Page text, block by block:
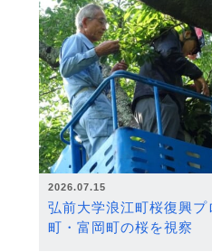
2026.07.15
弘前大学浪江町桜復興
町・富岡町の桜を視察